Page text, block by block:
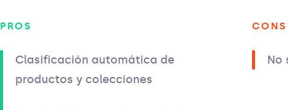
PROS
Clasificación automática de
productos y colecciones
CONS
No